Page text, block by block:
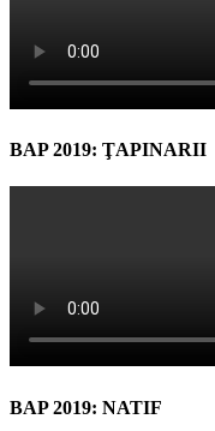
BAP 2019: ŢAPINARII
BAP 2019: NATIF